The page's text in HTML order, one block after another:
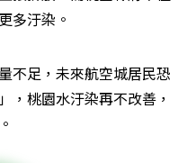
多汙染。
不足，未來航空城居民恐
，桃園水汙染再不改善，